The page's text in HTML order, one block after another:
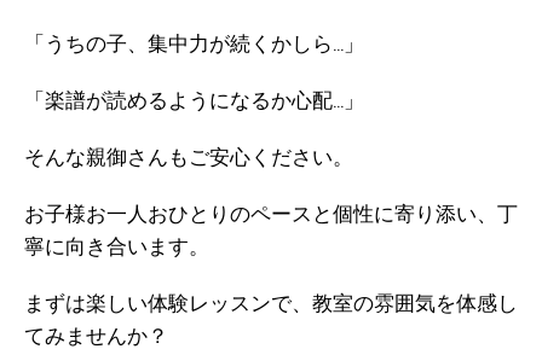
「うちの子、集中力が続くかしら…」
「楽譜が読めるようになるか心配…」
そんな親御さんもご安心ください。
お子様お一人おひとりのペースと個性に寄り添い、丁
寧に向き合います。
まずは楽しい体験レッスンで、教室の雰囲気を体感し
てみませんか？